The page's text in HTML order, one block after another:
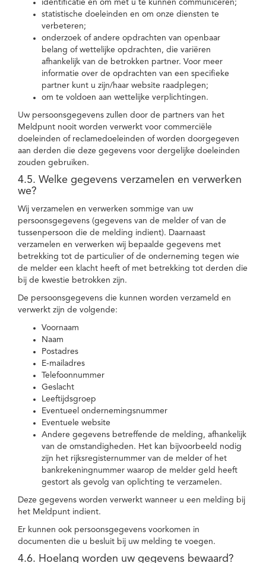
identificatie en om met u te kunnen communiceren;
statistische doeleinden en om onze diensten te
verbeteren;
onderzoek of andere opdrachten van openbaar
belang of wettelijke opdrachten, die variëren
afhankelijk van de betrokken partner. Voor meer
informatie over de opdrachten van een specifieke
partner kunt u zijn/haar website raadplegen;
om te voldoen aan wettelijke verplichtingen.
Uw persoonsgegevens zullen door de partners van het
Meldpunt nooit worden verwerkt voor commerciële
doeleinden of reclamedoeleinden of worden doorgegeven
aan derden die deze gegevens voor dergelijke doeleinden
zouden gebruiken.
4.5. Welke gegevens verzamelen en verwerken
we?
Wij verzamelen en verwerken sommige van uw
persoonsgegevens (gegevens van de melder of van de
tussenpersoon die de melding indient). Daarnaast
verzamelen en verwerken wij bepaalde gegevens met
betrekking tot de particulier of de onderneming tegen wie
de melder een klacht heeft of met betrekking tot derden die
bij de kwestie betrokken zijn.
De persoonsgegevens die kunnen worden verzameld en
verwerkt zijn de volgende:
Voornaam
Naam
Postadres
E-mailadres
Telefoonnummer
Geslacht
Leeftijdsgroep
Eventueel ondernemingsnummer
Eventuele website
Andere gegevens betreffende de melding, afhankelijk
van de omstandigheden. Het kan bijvoorbeeld nodig
zijn het rijksregisternummer van de melder of het
bankrekeningnummer waarop de melder geld heeft
gestort als gevolg van oplichting te verzamelen.
Deze gegevens worden verwerkt wanneer u een melding bij
het Meldpunt indient.
Er kunnen ook persoonsgegevens voorkomen in
documenten die u besluit bij uw melding te voegen.
4.6. Hoelang worden uw gegevens bewaard?